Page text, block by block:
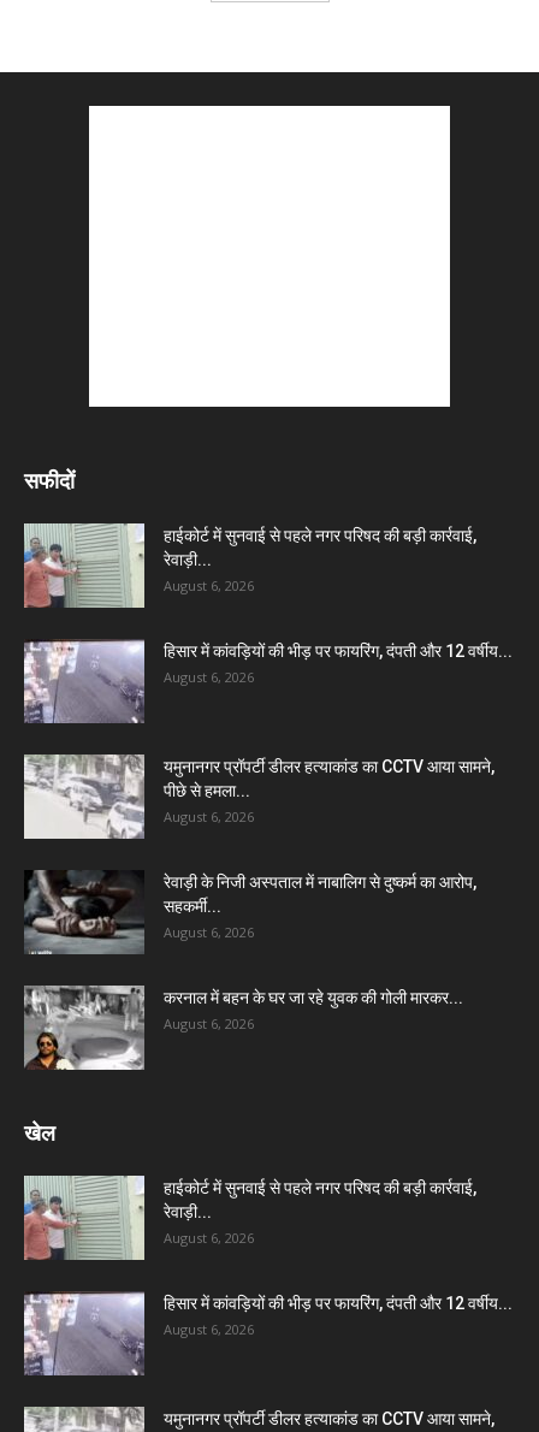
सफीदों
हाईकोर्ट में सुनवाई से पहले नगर परिषद की बड़ी कार्रवाई,
रेवाड़ी...
August 6, 2026
हिसार में कांवड़ियों की भीड़ पर फायरिंग, दंपती और 12 वर्षीय...
August 6, 2026
यमुनानगर प्रॉपर्टी डीलर हत्याकांड का CCTV आया सामने,
पीछे से हमला...
August 6, 2026
रेवाड़ी के निजी अस्पताल में नाबालिग से दुष्कर्म का आरोप,
सहकर्मी...
August 6, 2026
करनाल में बहन के घर जा रहे युवक की गोली मारकर...
August 6, 2026
खेल
हाईकोर्ट में सुनवाई से पहले नगर परिषद की बड़ी कार्रवाई,
रेवाड़ी...
August 6, 2026
हिसार में कांवड़ियों की भीड़ पर फायरिंग, दंपती और 12 वर्षीय...
August 6, 2026
यमुनानगर प्रॉपर्टी डीलर हत्याकांड का CCTV आया सामने,